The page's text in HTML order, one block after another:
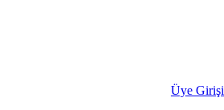
Üye Girişi